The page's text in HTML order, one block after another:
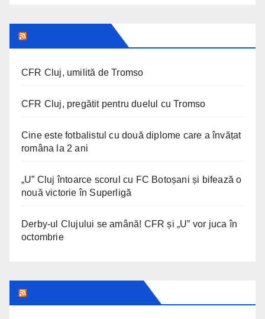
CFR Cluj, umilită de Tromso
CFR Cluj, pregătit pentru duelul cu Tromso
Cine este fotbalistul cu două diplome care a învățat
româna la 2 ani
„U” Cluj întoarce scorul cu FC Botoșani și bifează o
nouă victorie în Superligă
Derby-ul Clujului se amână! CFR și „U” vor juca în
octombrie